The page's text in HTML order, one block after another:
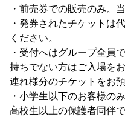
・前売券での販売のみ。
・発券されたチケットは
ください。
・受付へはグループ全員
持ちでない方はご入場を
連れ様分のチケットをお
・小学生以下のお客様の
高校生以上の保護者同伴